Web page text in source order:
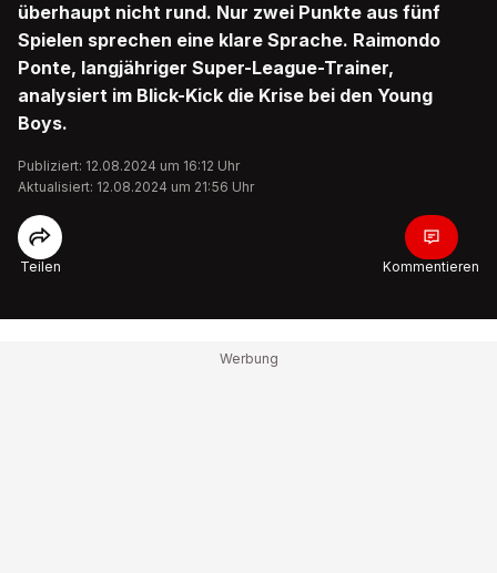
überhaupt nicht rund. Nur zwei Punkte aus fünf
Spielen sprechen eine klare Sprache. Raimondo
Ponte, langjähriger Super-League-Trainer,
analysiert im Blick-Kick die Krise bei den Young
Boys.
Publiziert: 12.08.2024 um 16:12 Uhr
Aktualisiert: 12.08.2024 um 21:56 Uhr
Teilen Kommentieren